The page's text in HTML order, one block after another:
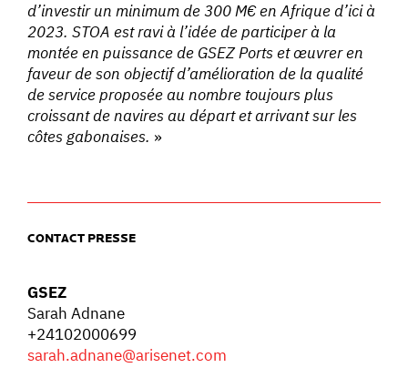
d’investir un minimum de 300 M€ en Afrique d’ici à
2023. STOA est ravi à l’idée de participer à la
montée en puissance de GSEZ Ports et œuvrer en
faveur de son objectif d’amélioration de la qualité
de service proposée au nombre toujours plus
croissant de navires au départ et arrivant sur les
côtes gabonaises. »
CONTACT PRESSE
GSEZ
Sarah Adnane
+24102000699
sarah.adnane@arisenet.com